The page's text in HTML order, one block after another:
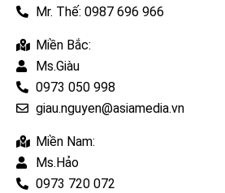
Mr. Thế: 0987 696 966
Miền Bắc:
Ms.Giàu
0973 050 998
giau.nguyen@asiamedia.vn
Miền Nam:
Ms.Hảo
0973 720 072